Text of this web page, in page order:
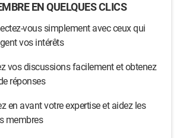
EN QUELQUES CLICS
vous simplement avec ceux qui
vos intérêts
vos discussions facilement et obtenez
réponses
en avant votre expertise et aidez les
membres